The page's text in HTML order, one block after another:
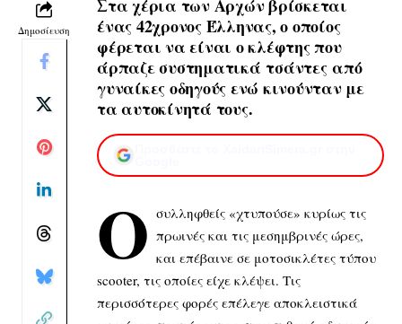
Δημοσίευση
Στα χέρια των Αρχών βρίσκεται
ένας 42χρονος Έλληνας, ο οποίος
φέρεται να είναι ο κλέφτης που
άρπαζε συστηματικά τσάντες από
γυναίκες οδηγούς ενώ κινούνταν με
τα αυτοκίνητά τους.
Ο συλληφθείς «χτυπούσε» κυρίως τις
πρωινές και τις μεσημβρινές ώρες,
και επέβαινε σε μοτοσικλέτες τύπου
scooter, τις οποίες είχε κλέψει. Τις
περισσότερες φορές επέλεγε αποκλειστικά